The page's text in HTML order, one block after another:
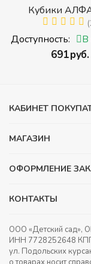
Кубики
РУССКИЙ С
(Томик) (Набор
буквами,
Доступность: В
‍691‍руб.
КАБИНЕТ
МАГАЗИН
ОФОРМЛЕНИЕ
КОНТАКТЫ
ООО «Детский сад»,
ИНН 7728252648
ул. Подольских